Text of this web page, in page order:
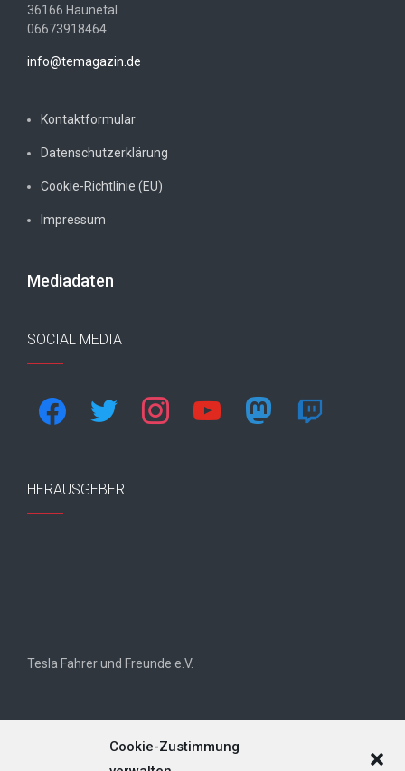
Cookie-Zustimmung
36166 Haunetal
06673918464
info@temagazin.de
Kontaktformular
Datenschutzerklärung
Cookie-Richtlinie (EU)
Impressum
Mediadaten
SOCIAL MEDIA
facebook twitter instagram youtube mastodon twitch
HERAUSGEBER
Tesla Fahrer und Freunde e.V.